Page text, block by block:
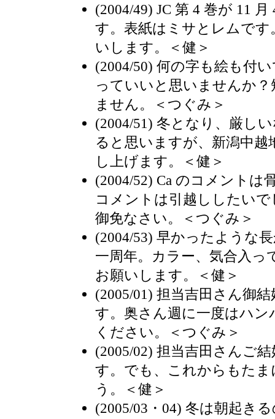
(2004/49) JC 第 4 巻が 11
す。表紙はミサとレムで
いします。＜健＞
(2004/50) 何の字も絵も付
っていいと思いませんか
ません。＜つぐみ＞
(2004/51) 冬となり、厳し
ると思いますが、新潟中越
し上げます。＜健＞
(2004/52) Ca のコメントは
コメントは引越ししたい
御免なさい。＜つぐみ＞
(2004/53) 早かったような
一周年。カラー、気合入
お願いします。＜健＞
(2005/01) 担当吉田さん御
す。奥さん週に一度はハ
ください。＜つぐみ＞
(2005/02) 担当吉田さんご
す。でも、これからもた
う。＜健＞
(2005/03・04) 冬は朝起き